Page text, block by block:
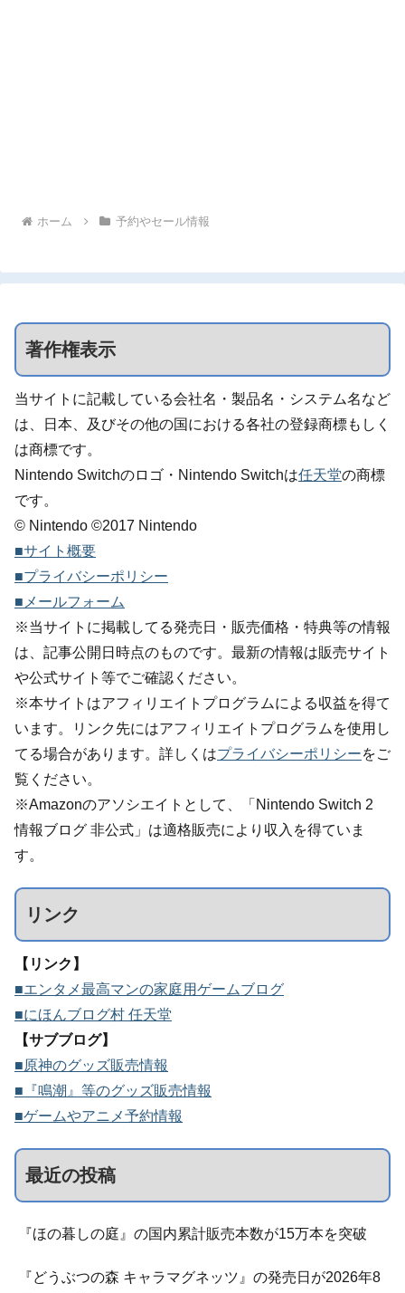
ホーム 予約やセール情報
著作権表示
当サイトに記載している会社名・製品名・システム名など
は、日本、及びその他の国における各社の登録商標もしく
は商標です。
Nintendo Switchのロゴ・Nintendo Switchは任天堂の商標
です。
© Nintendo ©2017 Nintendo
■サイト概要
■プライバシーポリシー
■メールフォーム
※当サイトに掲載してる発売日・販売価格・特典等の情報
は、記事公開日時点のものです。最新の情報は販売サイト
や公式サイト等でご確認ください。
※本サイトはアフィリエイトプログラムによる収益を得て
います。リンク先にはアフィリエイトプログラムを使用し
てる場合があります。詳しくはプライバシーポリシーをご
覧ください。
※Amazonのアソシエイトとして、「Nintendo Switch 2
情報ブログ 非公式」は適格販売により収入を得ていま
す。
リンク
【リンク】
■エンタメ最高マンの家庭用ゲームブログ
■にほんブログ村 任天堂
【サブブログ】
■原神のグッズ販売情報
■『鳴潮』等のグッズ販売情報
■ゲームやアニメ予約情報
最近の投稿
『ほの暮しの庭』の国内累計販売本数が15万本を突破
『どうぶつの森 キャラマグネッツ』の発売日が2026年8